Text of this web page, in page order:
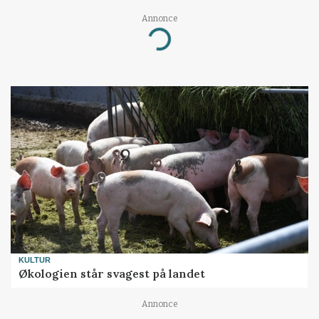
Annonce
Loading...
KULTUR
Økologien står svagest på landet
Annonce